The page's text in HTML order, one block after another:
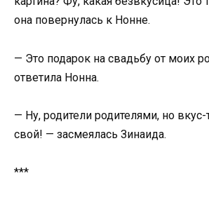
она повернулась к Нонне.
— Это подарок на свадьбу от моих
ответила Нонна.
— Ну, родители родителями, но
свой! — засмеялась Зинаида.
***